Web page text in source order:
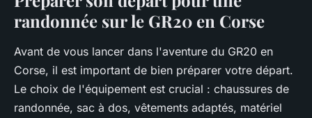
randonnée sur le GR20 en Corse
Avant de vous lancer dans l'aventure du GR20 en
Corse, il est important de bien préparer votre départ.
Le choix de l'équipement est crucial : chaussures de
randonnée, sac à dos, vêtements adaptés, matériel